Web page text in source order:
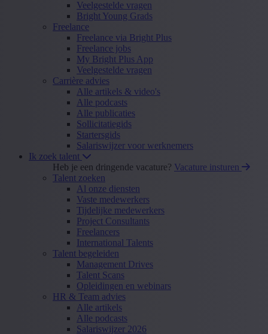
Veelgestelde vragen
Bright Young Grads
Freelance
Freelance via Bright Plus
Freelance jobs
My Bright Plus App
Veelgestelde vragen
Carrière advies
Alle artikels & video's
Alle podcasts
Alle publicaties
Sollicitatiegids
Startersgids
Salariswijzer voor werknemers
Ik zoek talent
Heb je een dringende vacature? Vacature insturen
Talent zoeken
Al onze diensten
Vaste medewerkers
Tijdelijke medewerkers
Project Consultants
Freelancers
International Talents
Talent begeleiden
Management Drives
Talent Scans
Opleidingen en webinars
HR & Team advies
Alle artikels
Alle podcasts
Salariswijzer 2026